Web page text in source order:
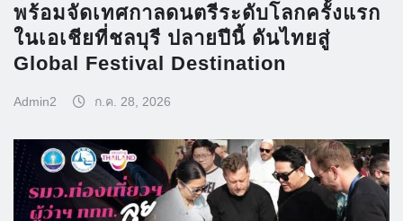
พร้อมจัดเทศกาลดนตรีระดับโลกครั้งแรก
ในเอเชียที่ชลบุรี ปลายปีนี้ ดันไทยสู่
Global Festival Destination
Admin2 ก.ค. 28, 2026